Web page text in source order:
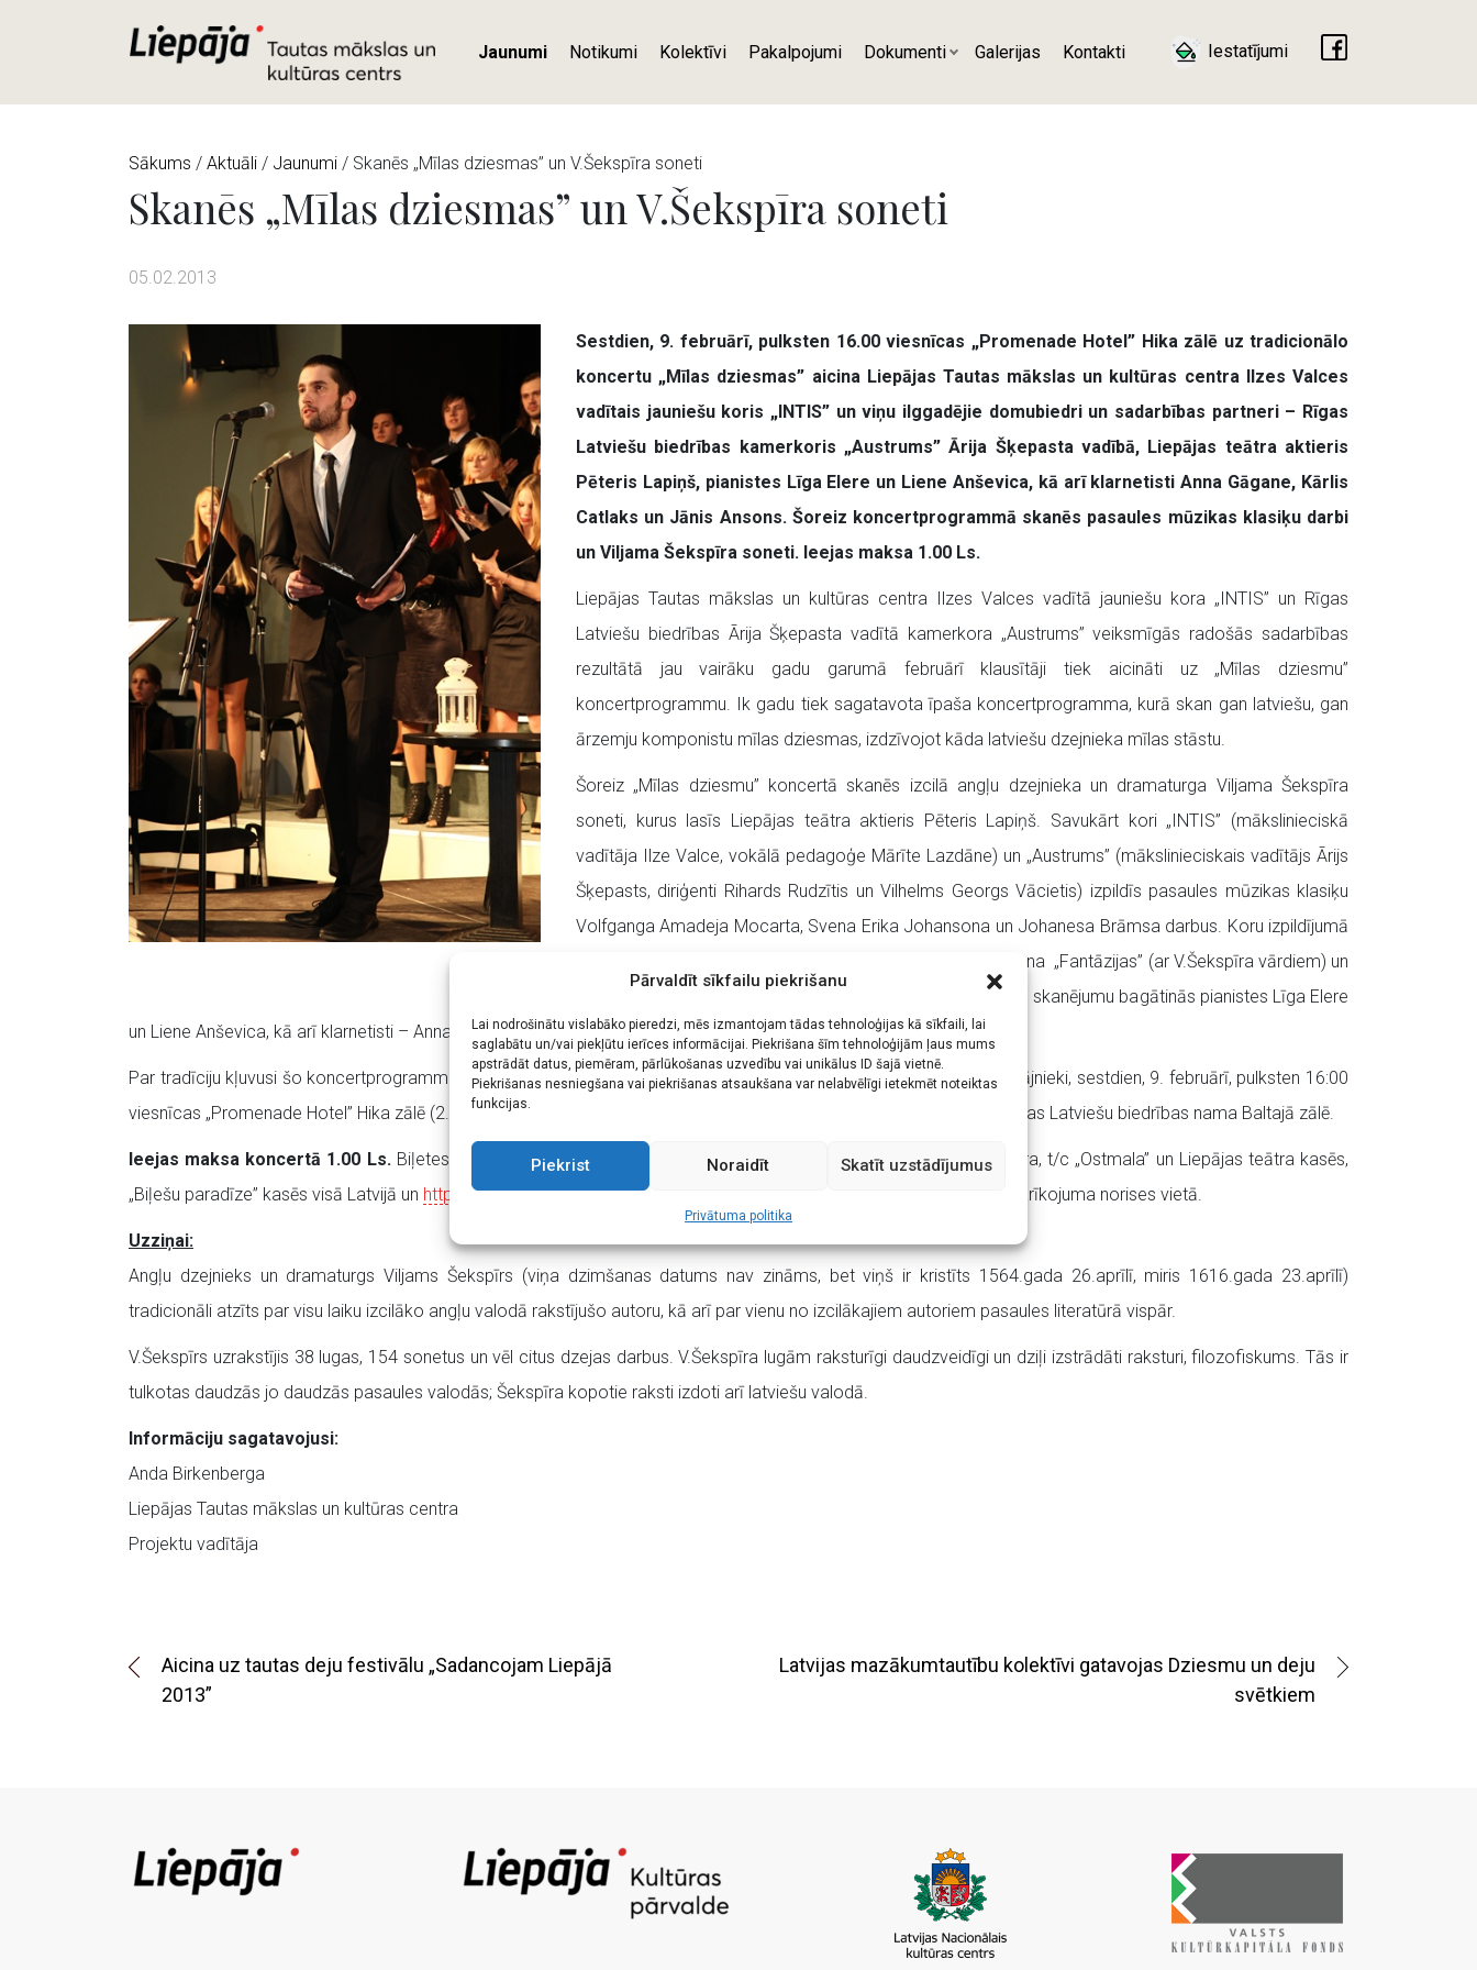
Pārvaldīt sīkfailu piekrišanu
Lai nodrošinātu vislabāko pieredzi, mēs izmantojam tādas tehnoloģijas kā sīkfaili, lai
saglabātu un/vai piekļūtu ierīces informācijai. Piekrišana šīm tehnoloģijām ļaus mums
apstrādāt datus, piemēram, pārlūkošanas uzvedību vai unikālus ID šajā vietnē.
Piekrišanas nesniegšana vai piekrišanas atsaukšana var nelabvēlīgi ietekmēt noteiktas
funkcijas.
Piekrist Noraidīt Skatīt uzstādījumus
Privātuma politika
Jaunumi Notikumi Kolektīvi Pakalpojumi Dokumenti Galerijas Kontakti Iestatījumi
Sākums / Aktuāli / Jaunumi / Skanēs „Mīlas dziesmas” un V.Šekspīra soneti
Skanēs „Mīlas dziesmas” un V.Šekspīra soneti
05.02.2013
Sestdien, 9. februārī, pulksten 16.00 viesnīcas „Promenade Hotel” Hika zālē uz tradicionālo
koncertu „Mīlas dziesmas” aicina Liepājas Tautas mākslas un kultūras centra Ilzes Valces
vadītais jauniešu koris „INTIS” un viņu ilggadējie domubiedri un sadarbības partneri – Rīgas
Latviešu biedrības kamerkoris „Austrums” Ārija Šķepasta vadībā, Liepājas teātra aktieris
Pēteris Lapiņš, pianistes Līga Elere un Liene Anševica, kā arī klarnetisti Anna Gāgane, Kārlis
Catlaks un Jānis Ansons. Šoreiz koncertprogrammā skanēs pasaules mūzikas klasiķu darbi
un Viljama Šekspīra soneti. Ieejas maksa 1.00 Ls.
Liepājas Tautas mākslas un kultūras centra Ilzes Valces vadītā jauniešu kora „INTIS” un Rīgas
Latviešu biedrības Ārija Šķepasta vadītā kamerkora „Austrums” veiksmīgās radošās sadarbības
rezultātā jau vairāku gadu garumā februārī klausītāji tiek aicināti uz „Mīlas dziesmu”
koncertprogrammu. Ik gadu tiek sagatavota īpaša koncertprogramma, kurā skan gan latviešu, gan
ārzemju komponistu mīlas dziesmas, izdzīvojot kāda latviešu dzejnieka mīlas stāstu.
Šoreiz „Mīlas dziesmu” koncertā skanēs izcilā angļu dzejnieka un dramaturga Viljama Šekspīra
soneti, kurus lasīs Liepājas teātra aktieris Pēteris Lapiņš. Savukārt kori „INTIS” (mākslinieciskā
vadītāja Ilze Valce, vokālā pedagoģe Mārīte Lazdāne) un „Austrums” (mākslinieciskais vadītājs Ārijs
Šķepasts, diriģenti Rihards Rudzītis un Vilhelms Georgs Vācietis) izpildīs pasaules mūzikas klasiķu
Volfganga Amadeja Mocarta, Svena Erika Johansona un Johanesa Brāmsa darbus. Koru izpildījumā
skanēs gan V.A.Mocarta sešas noktirnes, gan S.E.Johansona „Fantāzijas” (ar V.Šekspīra vārdiem) un
J.Brāmsa „Mīlas valši” (ar G.F. Daumera vārdiem). Muzikālo skanējumu bagātinās pianistes Līga Elere
un Liene Anševica, kā arī klarnetisti – Anna Gāgane, Kārlis Catlaks un Jānis Ansons.
Par tradīciju kļuvusi šo koncertprogrammu atskaņošana gan Liepājā, gan Rīgā. Kā pirmie koncertu varēs baudīt liepājnieki, sestdien, 9. februārī, pulksten 16:00
viesnīcas „Promenade Hotel” Hika zālē (2.stāvs), savukārt rīdzinieki – nākamajā dienā, 10. februārī, pulksten 16:00 Rīgas Latviešu biedrības nama Baltajā zālē.
Ieejas maksa koncertā 1.00 Ls.Biļetes var iegādāties Liepājas Latviešu biedrības nama, Liepājas Olimpiskā centra, t/c „Ostmala” un Liepājas teātra kasēs,
„Biļešu paradīze” kasēs visā Latvijā un http://www.bilesuparadize.lv/events/perf/6067 , kā arī stundu pirms koncerta sarīkojuma norises vietā.
Uzziņai:
Angļu dzejnieks un dramaturgs Viljams Šekspīrs (viņa dzimšanas datums nav zināms, bet viņš ir kristīts 1564.gada 26.aprīlī, miris 1616.gada 23.aprīlī)
tradicionāli atzīts par visu laiku izcilāko angļu valodā rakstījušo autoru, kā arī par vienu no izcilākajiem autoriem pasaules literatūrā vispār.
V.Šekspīrs uzrakstījis 38 lugas, 154 sonetus un vēl citus dzejas darbus. V.Šekspīra lugām raksturīgi daudzveidīgi un dziļi izstrādāti raksturi, filozofiskums. Tās ir
tulkotas daudzās jo daudzās pasaules valodās; Šekspīra kopotie raksti izdoti arī latviešu valodā.
Informāciju sagatavojusi:
Anda Birkenberga
Liepājas Tautas mākslas un kultūras centra
Projektu vadītāja
Aicina uz tautas deju festivālu „Sadancojam Liepājā
2013”
Latvijas mazākumtautību kolektīvi gatavojas Dziesmu un deju
svētkiem